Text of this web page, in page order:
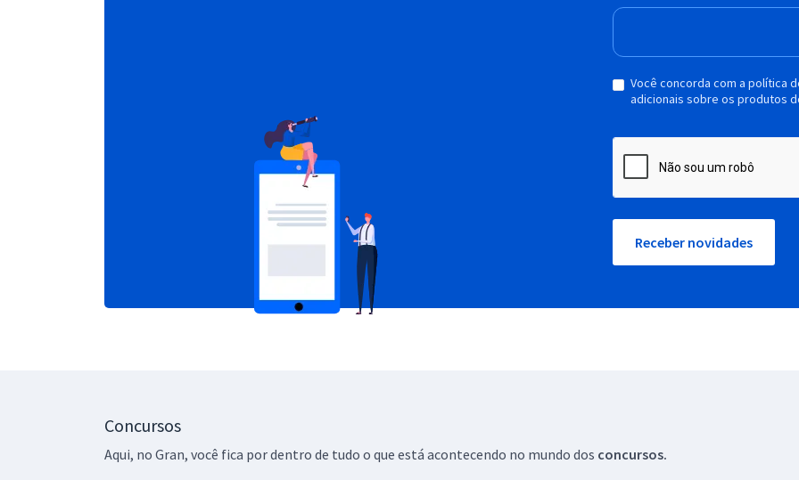
Você concorda com a política
adicionais sobre os produtos
Receber novidades
Concursos
Aqui, no Gran, você fica por dentro de tudo o que está acontecendo no mundo dos concursos.